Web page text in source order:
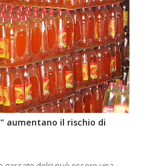
aumentano il rischio di